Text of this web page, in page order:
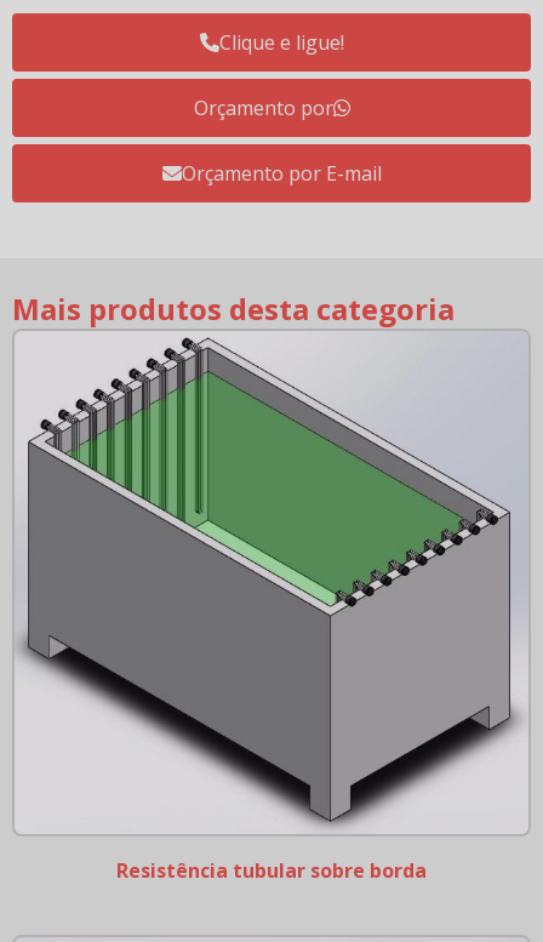
Resistências Microtubular
Clique e ligue!
Orçamento por
Orçamento por E-mail
Mais produtos desta categoria
Resistência tubular sobre borda